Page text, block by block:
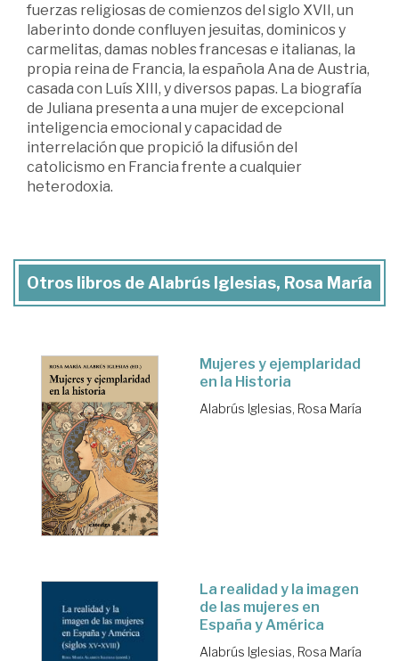
fuerzas religiosas de comienzos del siglo XVII, un
laberinto donde confluyen jesuitas, dominicos y
carmelitas, damas nobles francesas e italianas, la
propia reina de Francia, la española Ana de Austria,
casada con Luís XIII, y diversos papas. La biografía
de Juliana presenta a una mujer de excepcional
inteligencia emocional y capacidad de
interrelación que propició la difusión del
catolicismo en Francia frente a cualquier
heterodoxia.
Otros libros de Alabrús Iglesias, Rosa María
Mujeres y ejemplaridad
en la Historia
Alabrús Iglesias, Rosa María
La realidad y la imagen
de las mujeres en
España y América
Alabrús Iglesias, Rosa María